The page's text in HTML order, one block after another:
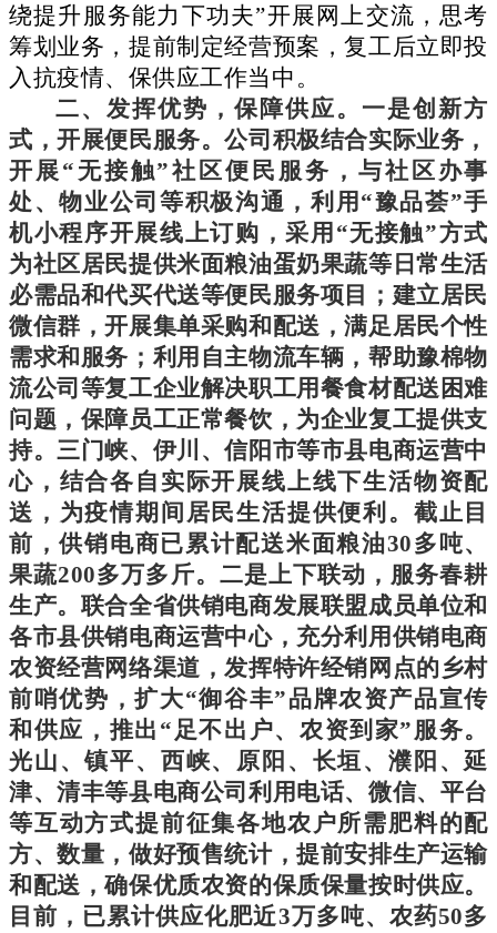
绕提升服务能力下功夫”开展网上交流，思考
筹划业务，提前制定经营预案，复工后立即投
入抗疫情、保供应工作当中。
二、发挥优势，保障供应。一是创新方
式，开展便民服务。公司积极结合实际业务，
开展“无接触”社区便民服务，与社区办事
处、物业公司等积极沟通，利用“豫品荟”手
机小程序开展线上订购，采用 “无接触”方式
为社区居民提供米面粮油蛋奶果蔬等日常生活
必需品和代买代送等便民服务项目
； 建立居民
微信群，开展集单采购和配送，满足居民个性
需求和服务；利用自主物流车辆，帮助豫棉物
流公司等复工企业解决职工用餐食材配送困难
问题，保障员工正常餐饮，为企业复工提供支
持。三门峡、伊川、信阳市等市县电商运营中
心，结合各自实际开展线上线下生活物资配
送，为疫情期间居民生活提供便利。截止目
前，供销电商已累计配送米面粮油30多吨、
果蔬200多万多斤。二是上下联动，服务春耕
生产。联合全省供销电商发展联盟成员单位和
各市县供销电商运营中心，充分利用供销电商
农资经营网络渠道，发挥特许经销网点的乡村
前哨优势，扩大“御谷丰”品牌农资产品宣传
和供应，推出“足不出户、农资到家”服务。
光山、镇平、西峡、原阳、长垣、濮阳、延
津、清丰等县电商公司利用电话、微信、平台
等互动方式提前征集各地农户所需肥料的配
方、数量，做好预售统计，提前安排生产运输
和配送，确保优质农资的保质保量按时供应。
目前，已累计供应化肥近3万多吨、农药50多